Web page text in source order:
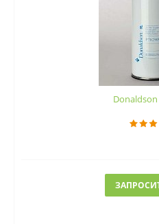
Donaldson